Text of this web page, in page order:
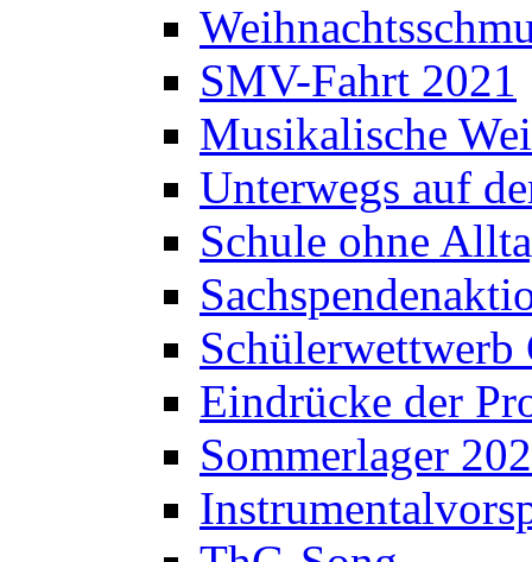
SMV-Fahrt 2021
Musikalische
Unterwegs auf
Schule ohne
Schülerwettwerb
Eindrücke der
Sommerlager